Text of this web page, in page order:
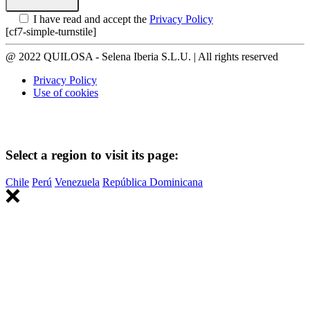
I have read and accept the Privacy Policy
[cf7-simple-turnstile]
@ 2022 QUILOSA - Selena Iberia S.L.U. | All rights reserved
Privacy Policy
Use of cookies
Select a region to visit its page:
Chile Perú Venezuela República Dominicana